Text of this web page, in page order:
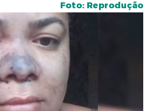
Foto: Reprodução